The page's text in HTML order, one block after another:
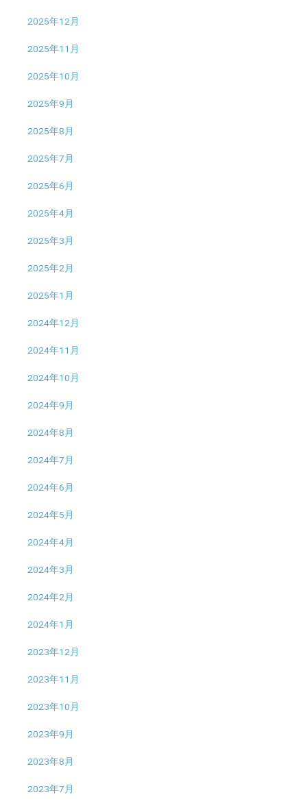
2025年12月
2025年11月
2025年10月
2025年9月
2025年8月
2025年7月
2025年6月
2025年4月
2025年3月
2025年2月
2025年1月
2024年12月
2024年11月
2024年10月
2024年9月
2024年8月
2024年7月
2024年6月
2024年5月
2024年4月
2024年3月
2024年2月
2024年1月
2023年12月
2023年11月
2023年10月
2023年9月
2023年8月
2023年7月